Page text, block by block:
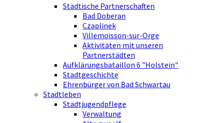
Städtische Partnerschaften
Bad Doberan
Czaplinek
Villemoisson-sur-Orge
Aktivitäten mit unseren
Partnerstädten
Aufklärungsbataillon 6 "Holstein"
Stadtgeschichte
Ehrenbürger von Bad Schwartau
Stadtleben
Stadtjugendpflege
Verwaltung